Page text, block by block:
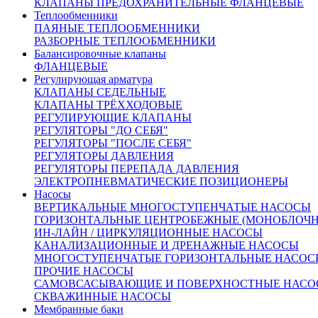
Теплообменники
ПАЯНЫЕ ТЕПЛООБМЕННИКИ
РАЗБОРНЫЕ ТЕПЛООБМЕННИКИ
Балансировочные клапаны
ФЛАНЦЕВЫЕ
Регулирующая арматура
КЛАПАНЫ СЕДЕЛЬНЫЕ
КЛАПАНЫ ТРЁХХОДОВЫЕ
РЕГУЛИРУЮЩИЕ КЛАПАНЫ
РЕГУЛЯТОРЫ "ДО СЕБЯ"
РЕГУЛЯТОРЫ "ПОСЛЕ СЕБЯ"
РЕГУЛЯТОРЫ ДАВЛЕНИЯ
РЕГУЛЯТОРЫ ПЕРЕПАДА ДАВЛЕНИЯ
ЭЛЕКТРОПНЕВМАТИЧЕСКИЕ ПОЗИЦИОНЕРЫ
Насосы
ВЕРТИКАЛЬНЫЕ МНОГОСТУПЕНЧАТЫЕ НАСОСЫ
ГОРИЗОНТАЛЬНЫЕ ЦЕНТРОБЕЖНЫЕ
ИН-ЛАЙН / ЦИРКУЛЯЦИОННЫЕ НАСОСЫ
КАНАЛИЗАЦИОННЫЕ И ДРЕНАЖНЫЕ НАСОСЫ
МНОГОСТУПЕНЧАТЫЕ ГОРИЗОНТАЛЬНЫЕ
ПРОЧИЕ НАСОСЫ
САМОВСАСЫВАЮЩИЕ И ПОВЕРХНОСТНЫЕ
СКВАЖИННЫЕ НАСОСЫ
Мембранные баки
От 66 945 руб.
(цена с НДС)
Запросить счёт Купить в 1 клик
Другие диаметры:
31569.00Ду2031656.00Ду2533389.00
42700.00Ду5046909.00Ду65
Ду10089269.00Ду12513569.00Ду150160000.00
207089.00
Характеристики
Доставка и оплата:
Похожие товары:
Описание
Рабочая среда:Вода, воздух, пар, аммиак,
природный газ, нефть, нефтепродукты.